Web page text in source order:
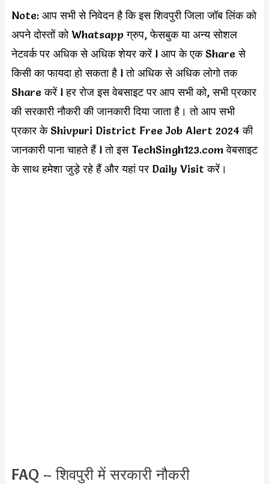
Note: आप सभी से निवेदन है कि इस शिवपुरी जिला जॉब लिंक को
अपने दोस्तों को Whatsapp ग्रुप, फेसबुक या अन्य सोशल
नेटवर्क पर अधिक से अधिक शेयर करें l आप के एक Share से
किसी का फायदा हो सकता है l तो अधिक से अधिक लोगो तक
Share करें l हर रोज इस वेबसाइट पर आप सभी को, सभी प्रकार
की सरकारी नौकरी की जानकारी दिया जाता है। तो आप सभी
प्रकार के Shivpuri District Free Job Alert 2024 की
जानकारी पाना चाहते हैं l तो इस TechSingh123.com वेबसाइट
के साथ हमेशा जुड़े रहे हैं और यहां पर Daily Visit करें।
FAQ – शिवपुरी में सरकारी नौकरी